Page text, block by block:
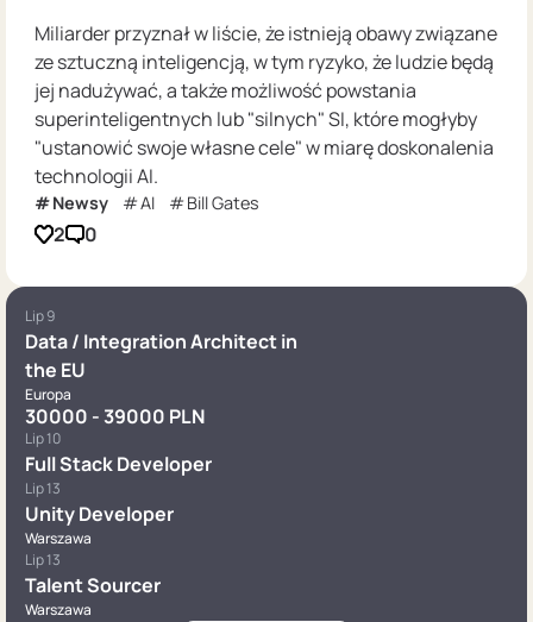
Miliarder przyznał w liście, że istnieją obawy związane
ze sztuczną inteligencją, w tym ryzyko, że ludzie będą
jej nadużywać, a także możliwość powstania
superinteligentnych lub "silnych" SI, które mogłyby
"ustanowić swoje własne cele" w miarę doskonalenia
technologii AI.
Newsy AI Bill Gates
2 0
Lip 9
Data / Integration Architect in
the EU
Europa
30000 - 39000 PLN
Lip 10
Full Stack Developer
Lip 13
Unity Developer
Warszawa
Lip 13
Talent Sourcer
Warszawa